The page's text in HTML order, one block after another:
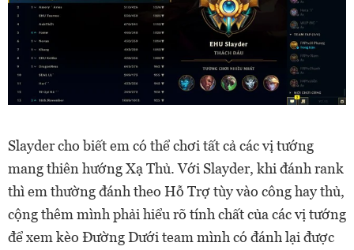
Slayder cho biết em có thể chơi tất cả các vị tướng
mang thiên hướng Xạ Thủ. Với Slayder, khi đánh rank
thì em thường đánh theo Hỗ Trợ tùy vào công hay thủ,
cộng thêm mình phải hiểu rõ tính chất của các vị tướng
để xem kèo Đường Dưới team mình có đánh lại được